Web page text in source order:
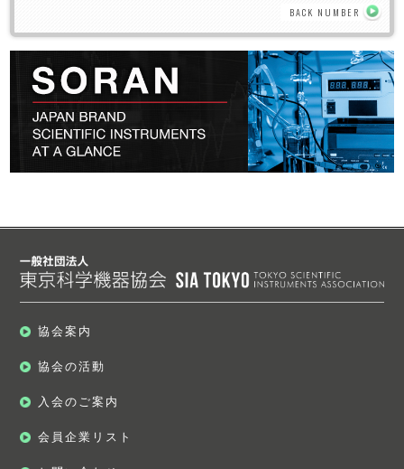
BACK NUMBER
協会案内
協会の活動
入会のご案内
会員企業リスト